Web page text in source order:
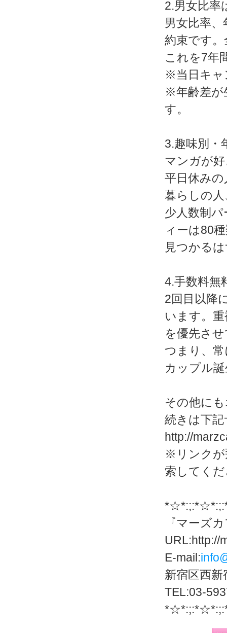
2.男女比率
男女比率
約束です
これを7年
※当日キャ
※年齢差が
す。
3.趣味別・
マンガが
平日休み
暮らしの
少人数制
ィーは80
見つかる
4.手数料無
2回目以降
います。
を優先さ
つまり、
カップル
その他に
続きは下
http://
※リンクが
索してく
『マーズ
URL:http://
E-mail:
新宿区西
TEL:03-